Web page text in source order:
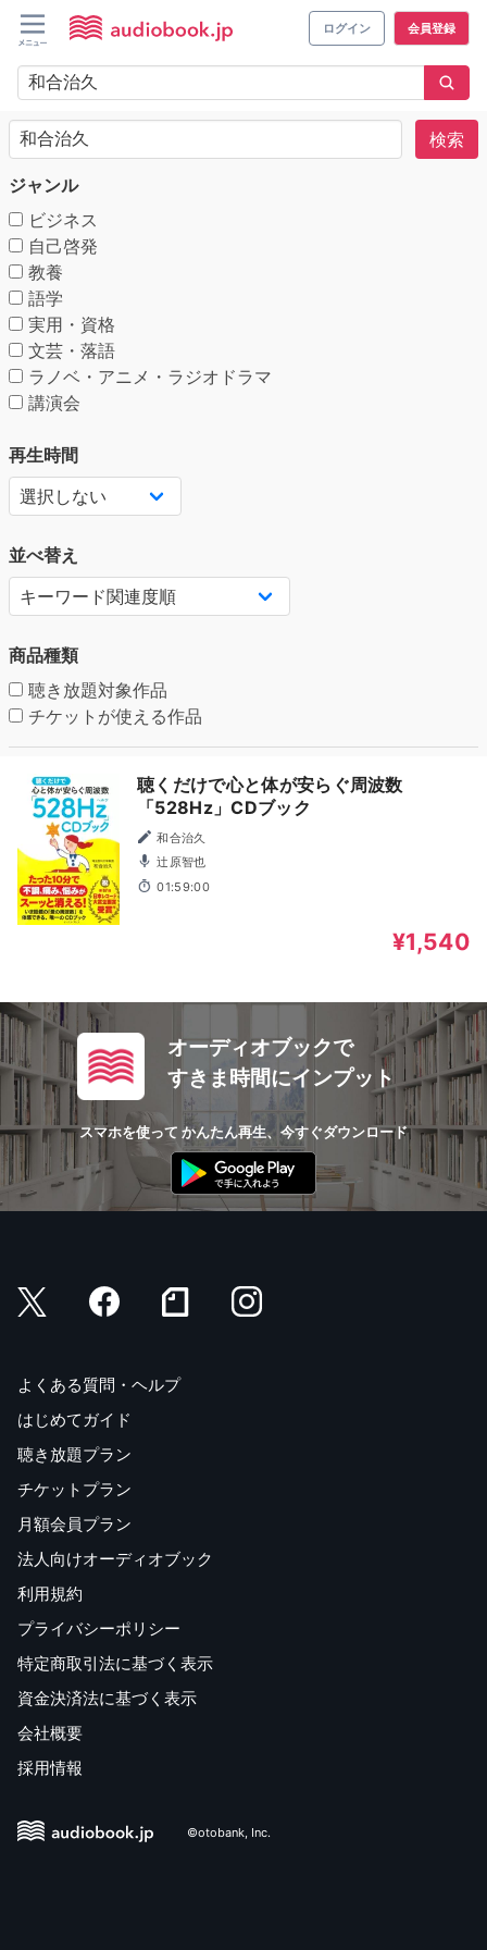
ログイン 会員登録
検索
ジャンル
ビジネス
自己啓発
教養
語学
実用・資格
文芸・落語
ラノベ・アニメ・ラジオドラマ
講演会
再生時間
並べ替え
商品種類
聴き放題対象作品
チケットが使える作品
聴くだけで心と体が安らぐ周波数
「528Hz」CDブック
和合治久
辻原智也
01:59:00
¥1,540
オーディオブックで
すきま時間にインプット
スマホを使って かんたん再生、今すぐダウンロード
よくある質問・ヘルプ
はじめてガイド
聴き放題プラン
チケットプラン
月額会員プラン
法人向けオーディオブック
利用規約
プライバシーポリシー
特定商取引法に基づく表示
資金決済法に基づく表示
会社概要
採用情報
©otobank, Inc.